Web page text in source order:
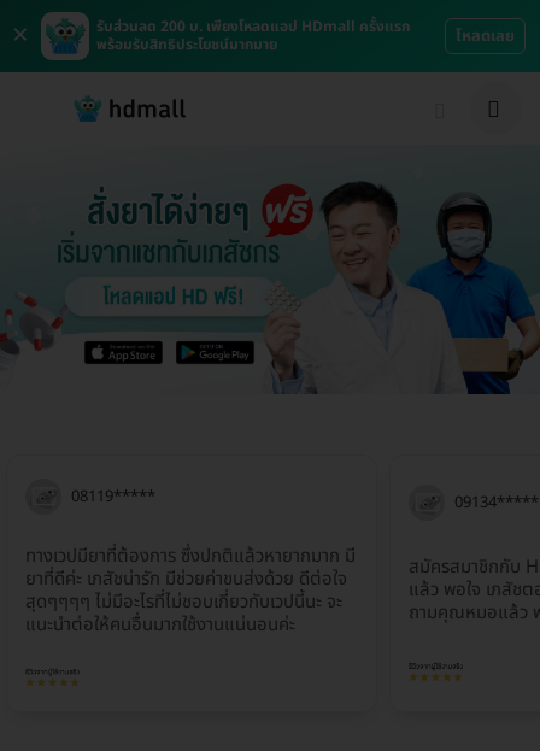
×
รับส่วนลด 200 บ. เพียงโหลดแอป HDmall ครั้งแรก
พร้อมรับสิทธิประโยชน์มากมาย
โหลดเลย
ทางเวปมียาที่ต้องการ ซึ่งปกติแล้วหายากมาก มี
ยาที่ดีค่ะ เภสัชน่ารัก มีช่วยค่าขนส่งด้วย ดีต่อใจ
สุดๆๆๆๆ ไม่มีอะไรที่ไม่ชอบเกี่ยวกับเวปนี้นะ จะ
แนะนำต่อให้คนอื่นมากใช้งานแน่นอนค่ะ
08119*****
สมัครสมาชิกกับ
แล้ว พอใจ เภสัชต
ถามคุณหมอแล้ว
09134*****